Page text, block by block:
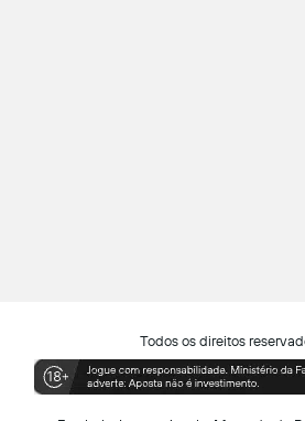
Todos os direitos